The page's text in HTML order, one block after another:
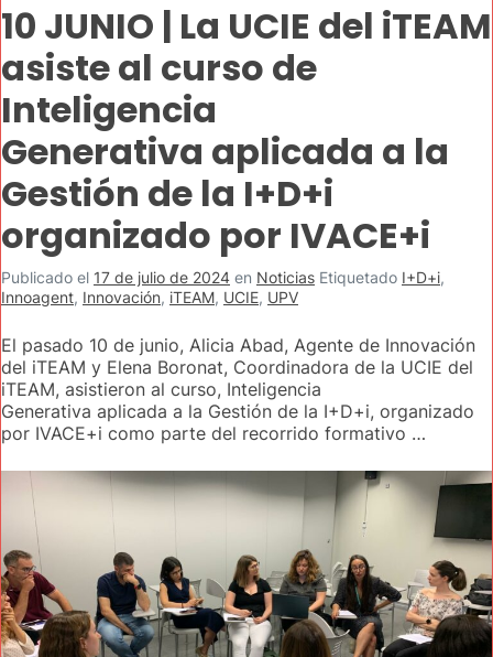
10 JUNIO | La UCIE del iTEAM
asiste al curso de
Inteligencia
Generativa aplicada a la
Gestión de la I+D+i
organizado por IVACE+i
Publicado el 17 de julio de 2024 en Noticias Etiquetado I+D+i,
Innoagent, Innovación, iTEAM, UCIE, UPV
El pasado 10 de junio, Alicia Abad, Agente de Innovación
del iTEAM y Elena Boronat, Coordinadora de la UCIE del
iTEAM, asistieron al curso, Inteligencia
Generativa aplicada a la Gestión de la I+D+i, organizado
por IVACE+i como parte del recorrido formativo …